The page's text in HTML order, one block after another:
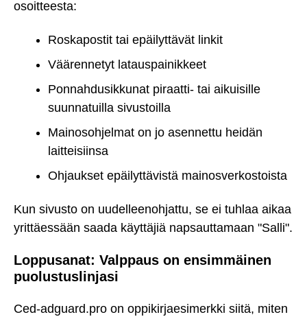
osoitteesta:
Roskapostit tai epäilyttävät linkit
Väärennetyt latauspainikkeet
Ponnahdusikkunat piraatti- tai aikuisille
suunnatuilla sivustoilla
Mainosohjelmat on jo asennettu heidän
laitteisiinsa
Ohjaukset epäilyttävistä mainosverkostoista
Kun sivusto on uudelleenohjattu, se ei tuhlaa aikaa
yrittäessään saada käyttäjiä napsauttamaan "Salli".
Loppusanat: Valppaus on ensimmäinen
puolustuslinjasi
Ced-adguard.pro on oppikirjaesimerkki siitä, miten